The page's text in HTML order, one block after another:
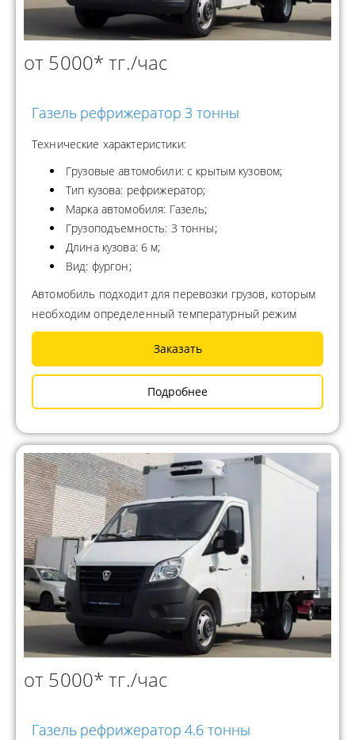
от 5000* тг./час
Газель рефрижератор 3 тонны
Технические характеристики:
Грузовые автомобили: с крытым кузовом;
Тип кузова: рефрижератор;
Марка автомобиля: Газель;
Грузоподъемность: 3 тонны;
Длина кузова: 6 м;
Вид: фургон;
Автомобиль подходит для перевозки грузов, которым
необходим определенный температурный режим
Заказать
Подробнее
от 5000* тг./час
Газель рефрижератор 4.6 тонны